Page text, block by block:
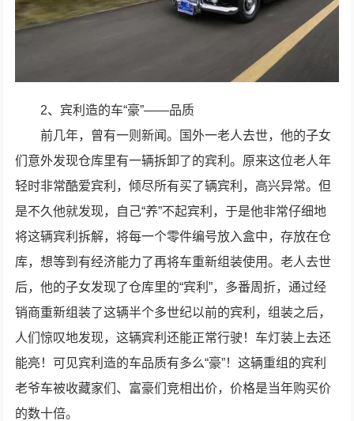
2、宾利造的车“豪”——品质
前几年，曾有一则新闻。国外一老人去世，他的子女
们意外发现仓库里有一辆拆卸了的宾利。原来这位老人年
轻时非常酷爱宾利，倾尽所有买了辆宾利，高兴异常。但
是不久他就发现，自己“养”不起宾利，于是他非常仔细地
将这辆宾利拆解，将每一个零件编号放入盒中，存放在仓
库，想等到有经济能力了再将车重新组装使用。老人去世
后，他的子女发现了仓库里的“宾利”，多番周折，通过经
销商重新组装了这辆半个多世纪以前的宾利，组装之后，
人们惊叹地发现，这辆宾利还能正常行驶！车灯装上去还
能亮！可见宾利造的车品质有多么“豪”！这辆重组的宾利
老爷车被收藏家们、富豪们竞相出价，价格是当年购买价
的数十倍。